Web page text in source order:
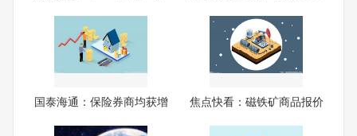
国泰海通：保险券商均获增
焦点快看：磁铁矿商品报价